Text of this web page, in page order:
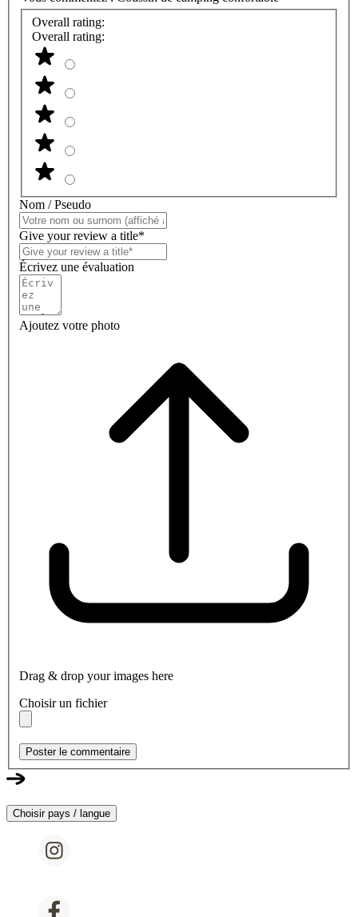
Overall rating:
Overall rating:
Nom / Pseudo
Give your review a title*
Écrivez une évaluation
Ajoutez votre photo
Drag & drop your images here
Choisir un fichier
Poster le commentaire
Choisir pays / langue